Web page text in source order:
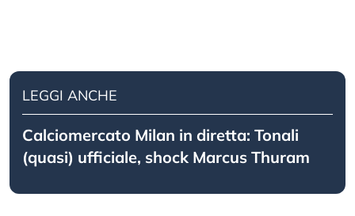
LEGGI ANCHE
Calciomercato Milan in diretta: Tonali
(quasi) ufficiale, shock Marcus Thuram